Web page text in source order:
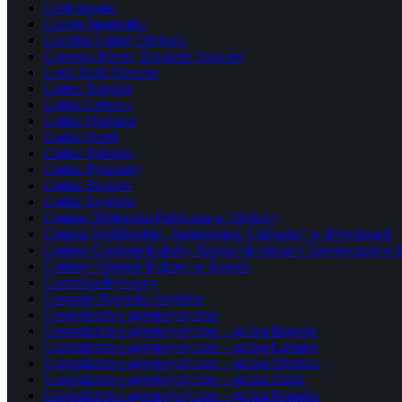
Gastronomia
Gazeta Stambułka
Gazetka Gminy Oleśnica
Generics Maciej Baradziej Staszów
Getin Bank Staszów
Gmina Bogoria
Gmina Łubnice
Gmina Oleśnica
Gmina Osiek
Gmina Połaniec
Gmina Rytwiany
Gmina Staszów
Gmina Szydłów
Gminna Biblioteka Publiczna w Oleśnicy
Gminna Spółdzielnia „Samopomoc Chłopska” w Rytwianach
Gminne Centrum Kultury, Sportu i Informacji Turystycznej w
Gminny Ośrodek Kultury w Bogorii
Gorzelnia Rytwiany
Gospoda Rycerska Szydłów
Gospodarstwa agroturystyczne
Gospodarstwa agroturystyczne – gmina Bogoria
Gospodarstwa agroturystyczne – gmina Łubnice
Gospodarstwa agroturystyczne – gmina Oleśnica
Gospodarstwa agroturystyczne – gmina Osiek
Gospodarstwa agroturystyczne – gmina Połaniec